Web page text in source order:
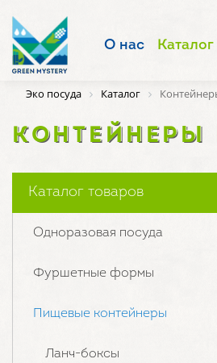
О нас Каталог
Эко посуда Каталог
Каталог товаров
Одноразовая посуда
Фуршетные формы
Пищевые контейнеры
Ланч-боксы